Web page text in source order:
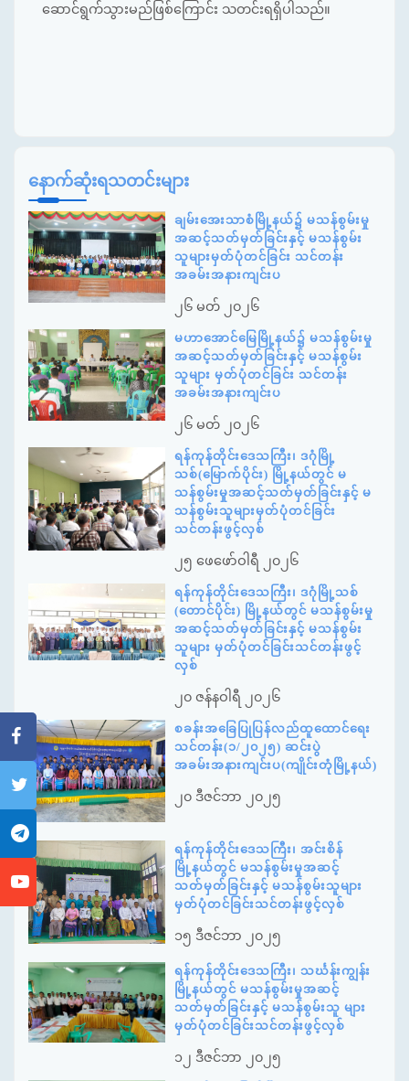
ဆောင်ရွက်သွားမည်ဖြစ်ကြောင်း သတင်းရရှိပါသည်။
နောက်ဆုံးရသတင်းများ
ချမ်းအေးသာစံမြို့နယ်၌ မသန်စွမ်းမှု
အဆင့်သတ်မှတ်ခြင်းနှင့် မသန်စွမ်း
သူများမှတ်ပုံတင်ခြင်း သင်တန်း
အခမ်းအနားကျင်းပ
၂၆ မတ် ၂၀၂၆
မဟာအောင်မြေမြို့နယ်၌ မသန်စွမ်းမှု
အဆင့်သတ်မှတ်ခြင်းနှင့် မသန်စွမ်း
သူများ မှတ်ပုံတင်ခြင်း သင်တန်း
အခမ်းအနားကျင်းပ
၂၆ မတ် ၂၀၂၆
ရန်ကုန်တိုင်းဒေသကြီး၊ ဒဂုံမြို့
သစ်(မြောက်ပိုင်း) မြို့နယ်တွင် မ
သန်စွမ်းမှုအဆင့်သတ်မှတ်ခြင်းနှင့် မ
သန်စွမ်းသူများမှတ်ပုံတင်ခြင်း
သင်တန်းဖွင့်လှစ်
၂၅ ဖေဖော်ဝါရီ ၂၀၂၆
ရန်ကုန်တိုင်းဒေသကြီး၊ ဒဂုံမြို့သစ်
(တောင်ပိုင်း) မြို့နယ်တွင် မသန်စွမ်းမှု
အဆင့်သတ်မှတ်ခြင်းနှင့် မသန်စွမ်း
သူများ မှတ်ပုံတင်ခြင်းသင်တန်းဖွင့်
လှစ်
၂၀ ဇန်နဝါရီ ၂၀၂၆
စခန်းအခြေပြုပြန်လည်ထူထောင်ရေး
သင်တန်း(၁/၂၀၂၅) ဆင်းပွဲ
အခမ်းအနားကျင်းပ(ကျိုင်းတုံမြို့နယ်)
၂၀ ဒီဇင်ဘာ ၂၀၂၅
ရန်ကုန်တိုင်းဒေသကြီး၊ အင်းစိန်
မြို့နယ်တွင် မသန်စွမ်းမှုအဆင့်
သတ်မှတ်ခြင်းနှင့် မသန်စွမ်းသူများ
မှတ်ပုံတင်ခြင်းသင်တန်းဖွင့်လှစ်
၁၅ ဒီဇင်ဘာ ၂၀၂၅
ရန်ကုန်တိုင်းဒေသကြီး၊ သင်္ဃန်းကျွန်း
မြို့နယ်တွင် မသန်စွမ်းမှုအဆင့်
သတ်မှတ်ခြင်းနှင့် မသန်စွမ်းသူ များ
မှတ်ပုံတင်ခြင်းသင်တန်းဖွင့်လှစ်
၁၂ ဒီဇင်ဘာ ၂၀၂၅